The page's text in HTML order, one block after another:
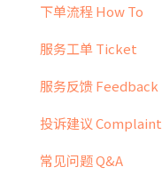
下单流程 How To
服务工单 Ticket
服务反馈 Feedback
投诉建议 Complaint
常见问题 Q&A